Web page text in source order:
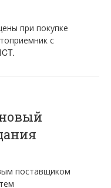
при покупке
с
поставщиком